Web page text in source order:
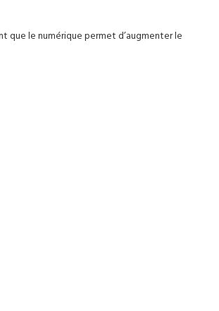
que le numérique permet d’augmenter le